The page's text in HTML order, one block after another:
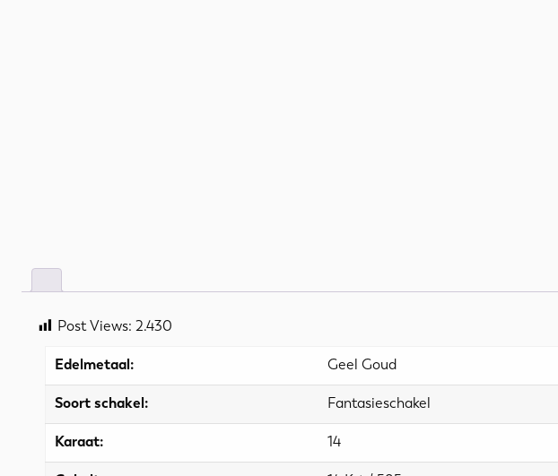
Post Views: 2.430
Edelmetaal: Geel Goud
Soort schakel: Fantasieschakel
Karaat: 14